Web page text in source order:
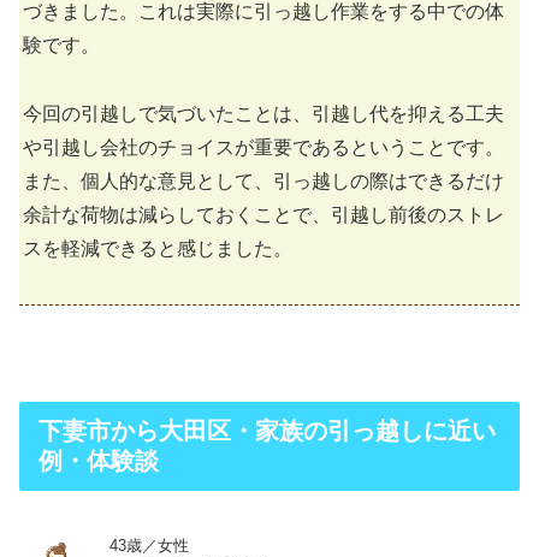
づきました。これは実際に引っ越し作業をする中での体
験です。
今回の引越しで気づいたことは、引越し代を抑える工夫
や引越し会社のチョイスが重要であるということです。
また、個人的な意見として、引っ越しの際はできるだけ
余計な荷物は減らしておくことで、引越し前後のストレ
スを軽減できると感じました。
下妻市から大田区・家族の引っ越しに近い
例・体験談
43歳／女性